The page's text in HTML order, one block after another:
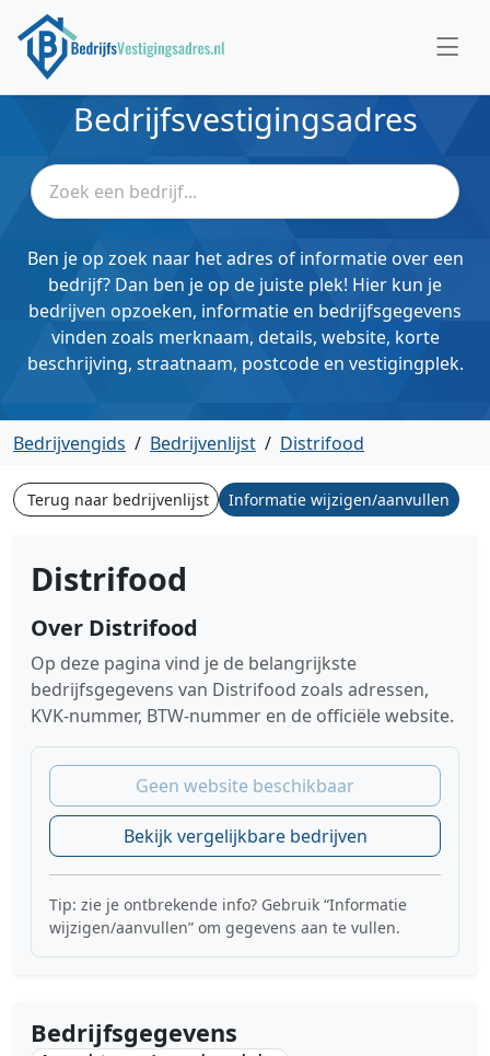
Bedrijfsvestigingsadres
Ben je op zoek naar het adres of informatie over een
bedrijf? Dan ben je op de juiste plek! Hier kun je
bedrijven opzoeken, informatie en bedrijfsgegevens
vinden zoals merknaam, details, website, korte
beschrijving, straatnaam, postcode en vestigingplek.
Bedrijvengids / Bedrijvenlijst / Distrifood
Terug naar bedrijvenlijst Informatie wijzigen/aanvullen
Distrifood
Over Distrifood
Op deze pagina vind je de belangrijkste
bedrijfsgegevens van Distrifood zoals adressen,
KVK-nummer, BTW-nummer en de officiële website.
Geen website beschikbaar
Bekijk vergelijkbare bedrijven
Tip: zie je ontbrekende info? Gebruik “Informatie
wijzigen/aanvullen” om gegevens aan te vullen.
Bedrijfsgegevens